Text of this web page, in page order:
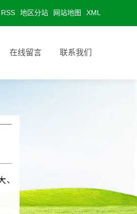
RSS 地区分站 网站地图 XML
在线留言 联系我们